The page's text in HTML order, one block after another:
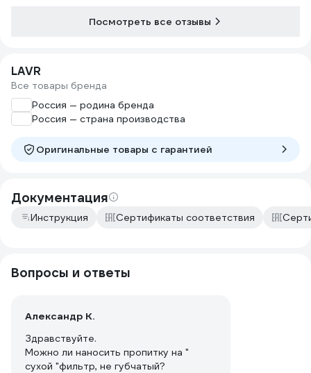
Посмотреть все отзывы
LAVR
Все товары бренда
Россия — родина бренда
Россия — страна производства
Оригинальные товары c гарантией
Документация
Инструкция Сертификаты соответствия
Вопросы и ответы
Александр К.
Здравствуйте.
Можно ли наносить пропитку на "
сухой "фильтр, не губчатый?